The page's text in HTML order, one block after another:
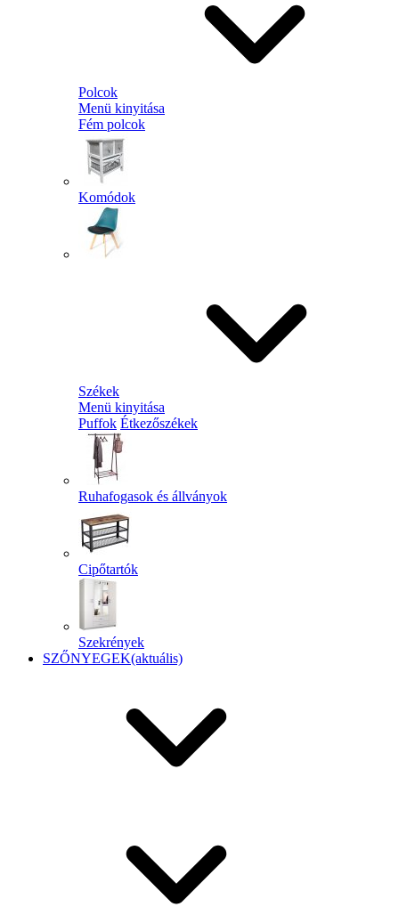
Polcok
Menü kinyitása
Fém polcok
Komódok
Székek
Menü kinyitása
Puffok Étkezőszékek
Ruhafogasok és állványok
Cipőtartók
Szekrények
SZŐNYEGEK(aktuális)